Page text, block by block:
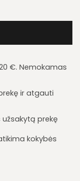
€. Nemokamas
ir atgauti
prekę
kokybės